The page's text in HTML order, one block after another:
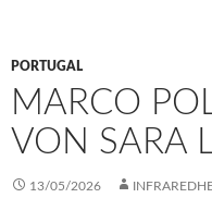
PORTUGAL
MARCO
VON SARA
13/05/2026